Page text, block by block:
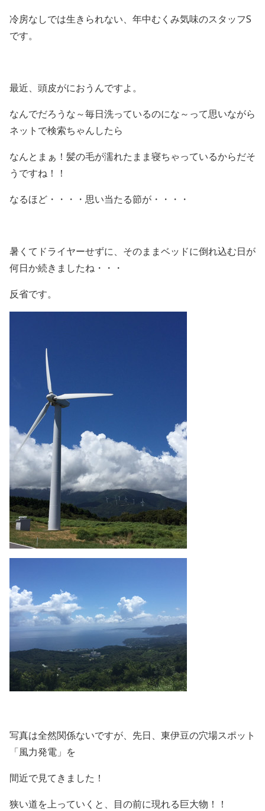
冷房なしでは生きられない、年中むくみ気味のスタッフS
です。
最近、頭皮がにおうんですよ。
なんでだろうな～毎日洗っているのにな～って思いながら
ネットで検索ちゃんしたら
なんとまぁ！髪の毛が濡れたまま寝ちゃっているからだそ
うですね！！
なるほど・・・・思い当たる節が・・・・
暑くてドライヤーせずに、そのままベッドに倒れ込む日が
何日か続きましたね・・・
反省です。
写真は全然関係ないですが、先日、東伊豆の穴場スポット
「風力発電」を
間近で見てきました！
狭い道を上っていくと、目の前に現れる巨大物！！